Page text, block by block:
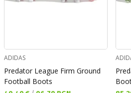
ADIDAS
Predator League Firm Ground
Football Boots